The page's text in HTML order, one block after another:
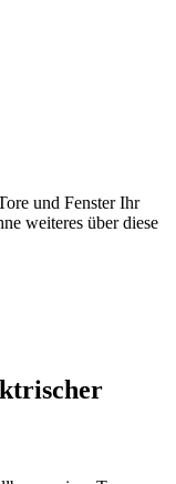
und Fenster Ihr
weiteres über diese